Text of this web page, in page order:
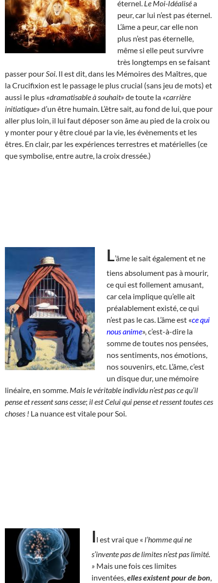
éternel. Le Moi-Idéaliséa
peur, car lui n’est pas éternel.
L’âme a peur, car elle non
plus n’est pas éternelle,
même si elle peut survivre
très longtemps en se faisant
passer pour Soi . Il est dit, dans les Mémoires des Maîtres, que
la Crucifixion est le passage le plus crucial (sans jeu de mots) et
aussi le plus «dramatisable à souhait» de toute la «carrière
initiatique» d’un être humain. L’être sait, au fond de lui, que pour
aller plus loin, il lui faut déposer son âme au pied de la croix ou
y monter pour y être cloué par la vie, les évènements et les
êtres. En clair, par les expériences terrestres et matérielles (ce
que symbolise, entre autre, la croix dressée.)
L’âme le sait également et ne
tiens absolument pas à mourir,
ce qui est follement amusant,
car cela implique qu’elle ait
préalablement existé, ce qui
n’est pas le cas. L’âme est «ce qui
nous anime», c’est-à-dire la
somme de toutes nos pensées,
nos sentiments, nos émotions,
nos souvenirs, etc. L’âme, c’est
un disque dur, une mémoire
linéaire, en somme. Mais le véritable individu n’est pas ce qu’il
pense et ressent sans cesse; il est Celui qui pense et ressent toutes ces
choses ! La nuance est vitale pour Soi.
Il est vrai que « l’homme qui ne
s’invente pas de limites n’est pas limité.
» Mais une fois ces limites
inventées, elles existent pour de bon